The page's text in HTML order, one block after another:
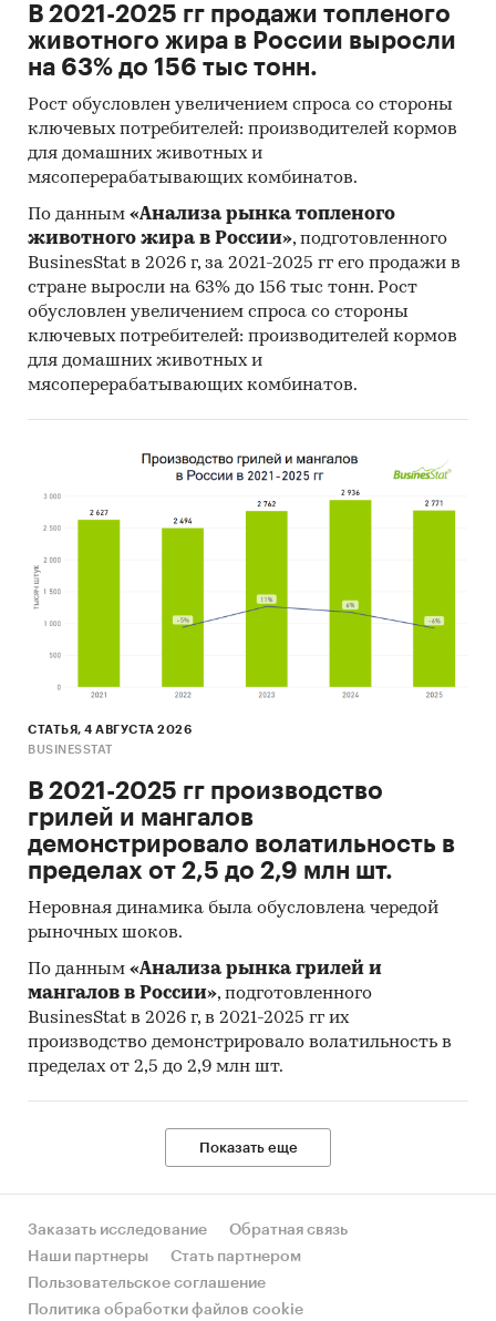
В 2021-2025 гг продажи топленого
животного жира в России выросли
на 63% до 156 тыс тонн.
Рост обусловлен увеличением спроса со стороны
ключевых потребителей: производителей кормов
для домашних животных и
мясоперерабатывающих комбинатов.
По данным «Анализа рынка топленого
животного жира в России», подготовленного
BusinesStat в 2026 г, за 2021-2025 гг его продажи в
стране выросли на 63% до 156 тыс тонн. Рост
обусловлен увеличением спроса со стороны
ключевых потребителей: производителей кормов
для домашних животных и
мясоперерабатывающих комбинатов.
СТАТЬЯ, 4 АВГУСТА 2026
BUSINESSTAT
В 2021-2025 гг производство
грилей и мангалов
демонстрировало волатильность в
пределах от 2,5 до 2,9 млн шт.
Неровная динамика была обусловлена чередой
рыночных шоков.
По данным «Анализа рынка грилей и
мангалов в России», подготовленного
BusinesStat в 2026 г, в 2021-2025 гг их
производство демонстрировало волатильность в
пределах от 2,5 до 2,9 млн шт.
Показать еще
Заказать исследование
Обратная связь
Наши партнеры
Стать партнером
Пользовательское соглашение
Политика обработки файлов cookie